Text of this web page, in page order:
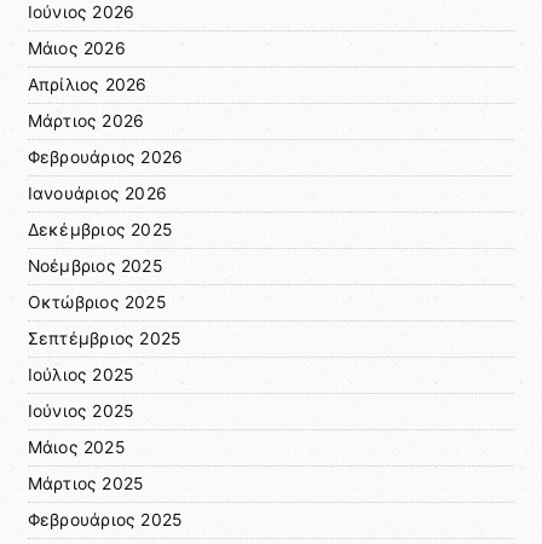
Ιούνιος 2026
Μάιος 2026
Απρίλιος 2026
Μάρτιος 2026
Φεβρουάριος 2026
Ιανουάριος 2026
Δεκέμβριος 2025
Νοέμβριος 2025
Οκτώβριος 2025
Σεπτέμβριος 2025
Ιούλιος 2025
Ιούνιος 2025
Μάιος 2025
Μάρτιος 2025
Φεβρουάριος 2025